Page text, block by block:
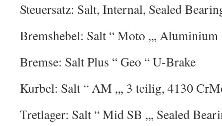
Steuersatz: Salt, Internal, Sealed
Bremshebel: Salt “ Moto „, Aluminium
Bremse: Salt Plus “ Geo “ U-Brake
Kurbel: Salt “ AM „, 3 teilig, 4130
Tretlager: Salt “ Mid SB „, Sealed